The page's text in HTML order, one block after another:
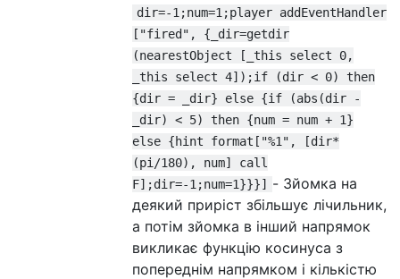
dir=-1;num=1;player addEventHandler
["fired", {_dir=getdir
(nearestObject [_this select 0,
_this select 4]);if (dir < 0) then
{dir = _dir} else {if (abs(dir -
_dir) < 5) then {num = num + 1}
else {hint format["%1", [dir*
(pi/180), num] call
F];dir=-1;num=1}}}]
- Зйомка на
деякий приріст збільшує лічильник,
а потім зйомка в інший напрямок
викликає функцію косинуса з
попереднім напрямком і кількістю